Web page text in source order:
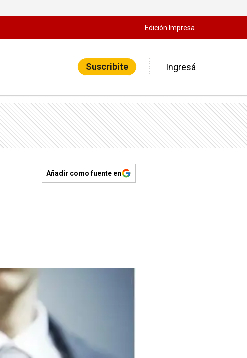
Edición Impresa
Suscribite Ingresá
Añadir como fuente en